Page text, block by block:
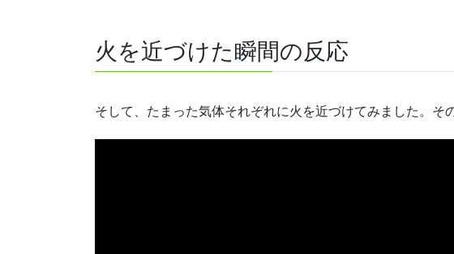
火を近づけた瞬間の反応
そして、たまった気体それぞれに火を近づけてみました。そ